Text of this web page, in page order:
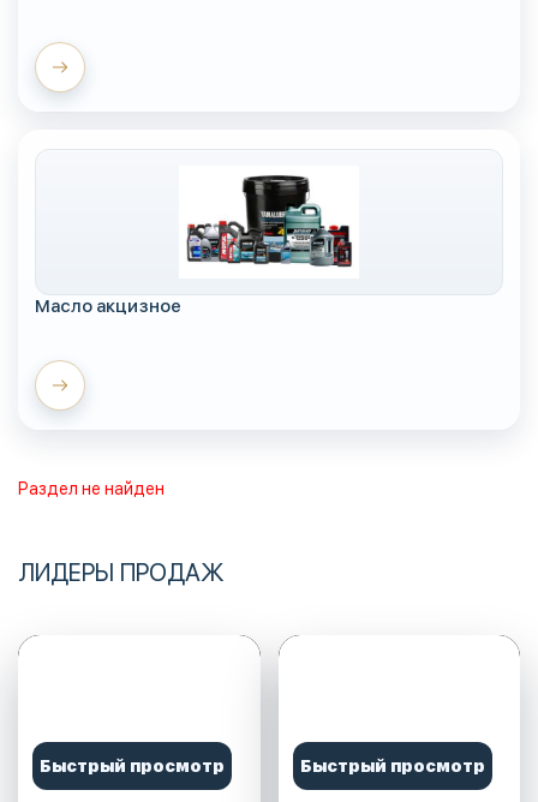
Масло акцизное
Раздел не найден
ЛИДЕРЫ ПРОДАЖ
Быстрый просмотр Быстрый просмотр